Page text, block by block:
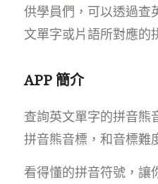
供學員們，可以透過查
文單字或片語所對應的
APP 簡介
查詢英文單字的拼音熊
拼音熊音標，和音標難
看得懂的拼音符號，讓